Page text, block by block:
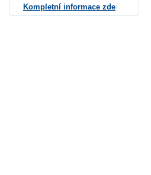
Kompletní informace zde